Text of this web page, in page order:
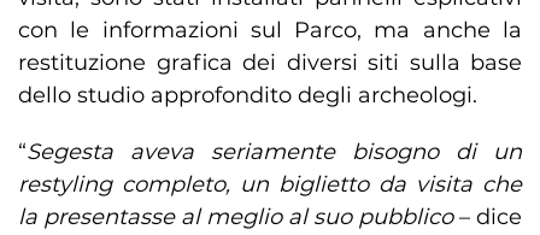
con le informazioni sul Parco, ma anche la
restituzione grafica dei diversi siti sulla base
dello studio approfondito degli archeologi.
“Segesta aveva seriamente bisogno di un
restyling completo, un biglietto da visita che
la presentasse al meglio al suo pubblico– dice